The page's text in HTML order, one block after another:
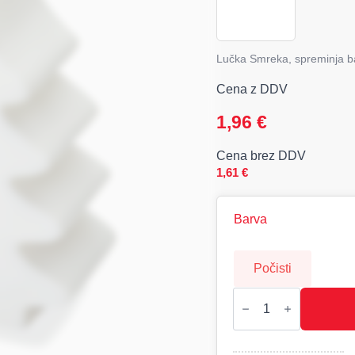
Lučka Smreka, spreminja
Cena z DDV
1,96€
Cena brez DDV
1,61€
Barva
Počisti
LUMITREE,
LED
SMREKA